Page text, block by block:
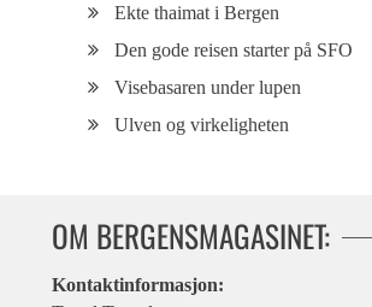
Ekte thaimat i Bergen
Den gode reisen starter på SFO
Visebasaren under lupen
Ulven og virkeligheten
OM BERGENSMAGASINET:
Kontaktinformasjon: